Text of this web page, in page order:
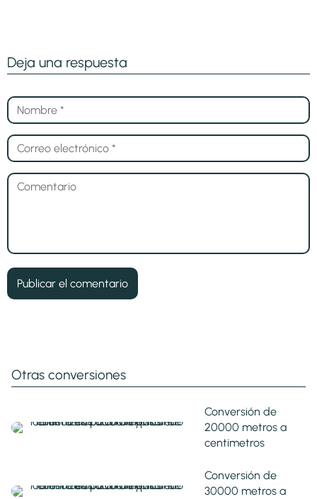
Deja una respuesta
Otras conversiones
Conversión de
20000 metros a
centimetros
Conversión de
30000 metros a